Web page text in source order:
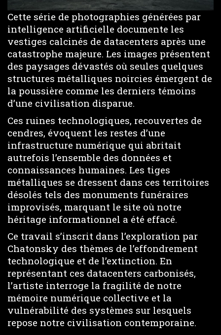
Cette série de photographies générées par
intelligence artificielle documente les
vestiges calcinés de datacenters après une
catastrophe majeure. Les images présentent
des paysages dévastés où seules quelques
structures métalliques noircies émergent de
la poussière comme les derniers témoins
d’une civilisation disparue.
Ces ruines technologiques, recouvertes de
cendres, évoquent les restes d’une
infrastructure numérique qui abritait
autrefois l’ensemble des données et
connaissances humaines. Les tiges
métalliques se dressent dans ces territoires
désolés tels des monuments funéraires
improvisés, marquant le site où notre
héritage informationnel a été effacé.
Ce travail s’inscrit dans l’exploration par
Chatonsky des thèmes de l’effondrement
technologique et de l’extinction. En
représentant ces datacenters carbonisés,
l’artiste interroge la fragilité de notre
mémoire numérique collective et la
vulnérabilité des systèmes sur lesquels
repose notre civilisation contemporaine.